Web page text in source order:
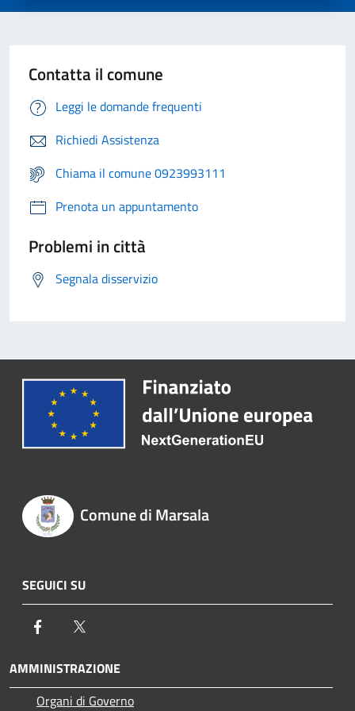
Contatta il comune
Leggi le domande frequenti
Richiedi Assistenza
Chiama il comune 0923993111
Prenota un appuntamento
Problemi in città
Segnala disservizio
Comune di Marsala
SEGUICI SU
Facebook
AMMINISTRAZIONE
Organi di Governo